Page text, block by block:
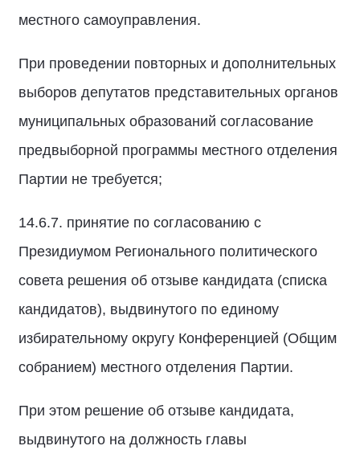
местного самоуправления.
При проведении повторных и дополнительных
выборов депутатов представительных органов
муниципальных образований согласование
предвыборной программы местного отделения
Партии не требуется;
14.6.7. принятие по согласованию с
Президиумом Регионального политического
совета решения об отзыве кандидата (списка
кандидатов), выдвинутого по единому
избирательному округу Конференцией (Общим
собранием) местного отделения Партии.
При этом решение об отзыве кандидата,
выдвинутого на должность главы